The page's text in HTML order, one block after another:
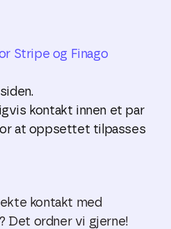
Stripe og Finago
kontakt innen et par
at oppsettet tilpasses
kontakt med
Det ordner vi gjerne!